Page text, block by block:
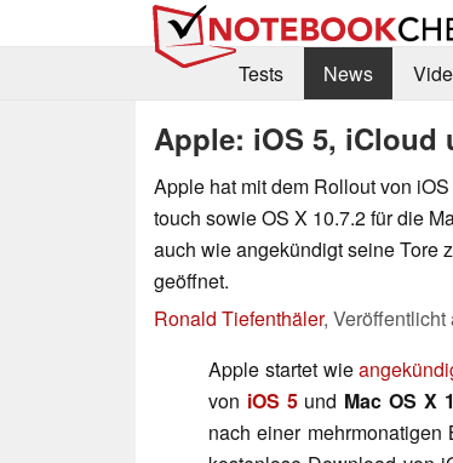
Tests
News
Apple: iOS 5, iCloud
Apple hat mit dem Rollout von
touch sowie OS X 10.7.2 für die
auch wie angekündigt seine Tore
geöffnet.
Ronald Tiefenthäler, Veröffentlicht
Apple startet wie
von iOS 5und Mac OS X
nach einer